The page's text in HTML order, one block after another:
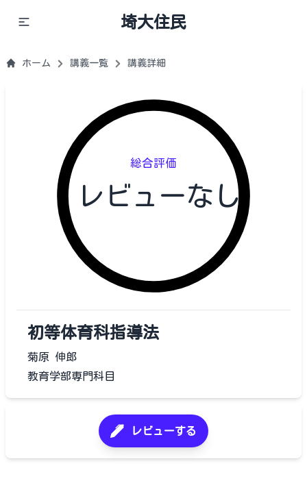
埼大住民
ホーム 講義一覧 講義詳細
総合評価
レビューなし
初等体育科指導法
菊原 伸郎
教育学部専門科目
レビューする